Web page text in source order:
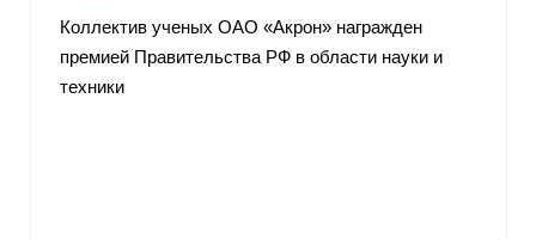
Коллектив ученых ОАО «Акрон» награжден
премией Правительства РФ в области науки и
техники